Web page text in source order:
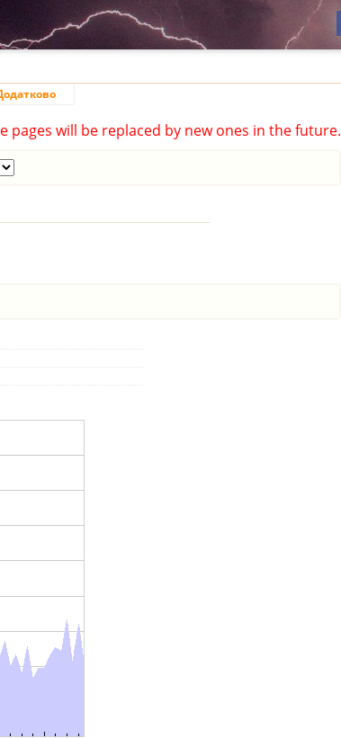
will be replaced by new ones in the future.